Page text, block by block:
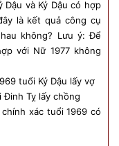
và Kỷ Dậu có hợp
là kết quả công cụ
không? Lưu ý: Để
với Nữ 1977 không
tuổi Kỷ Dậu lấy vợ
Đinh Tỵ lấy chồng
xác tuổi 1969 có